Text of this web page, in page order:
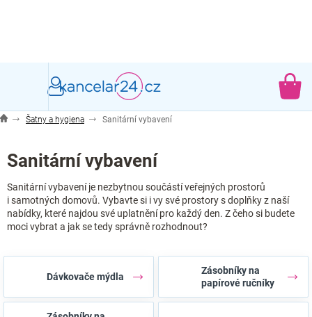
Šatny a hygiena Sanitární vybavení
Sanitární vybavení
Sanitární vybavení je nezbytnou součástí veřejných prostorů
i samotných domovů. Vybavte si i vy své prostory s doplňky z naší
nabídky, které najdou své uplatnění pro každý den. Z čeho si budete
moci vybrat a jak se tedy správně rozhodnout?
Dávkovače mýdla
Zásobníky na
papírové ručníky